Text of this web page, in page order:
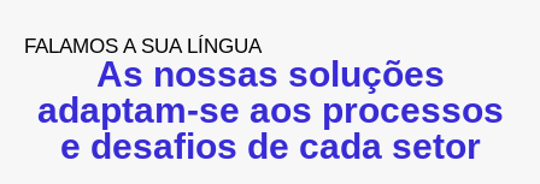
FALAMOS A SUA LÍNGUA
As nossas soluções
adaptam-se aos processos
e desafios de cada setor